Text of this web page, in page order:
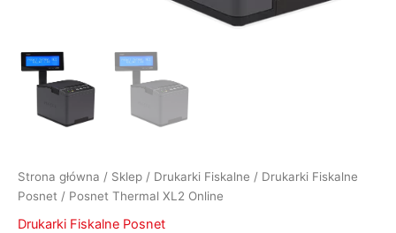
Strona główna / Sklep / Drukarki Fiskalne / Drukarki Fiskalne
Posnet / Posnet Thermal XL2 Online
Drukarki Fiskalne Posnet